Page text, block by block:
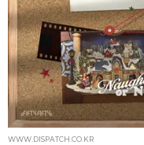
WWW.DISPATCH.CO.KR